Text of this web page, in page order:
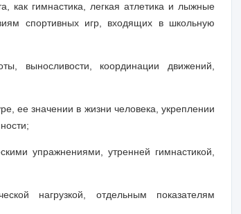
как гимнастика, легкая атлетика и лыжные
спортивных игр, входящих в школьную
выносливости, координации движений,
ее значении в жизни человека, укреплении
упражнениями, утренней гимнастикой,
нагрузкой, отдельным показателям